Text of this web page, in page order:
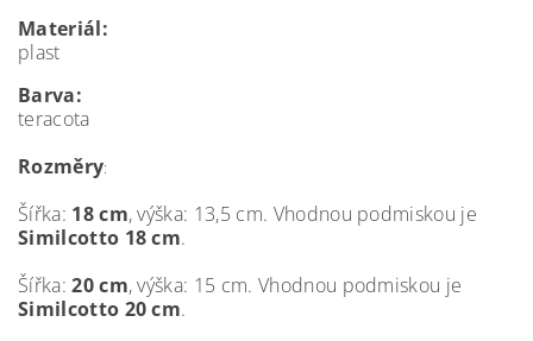
Materiál:
plast
Barva:
teracota
Rozměry:
Šířka: 18 cm, výška: 13,5 cm. Vhodnou podmiskou je
Similcotto 18 cm.
Šířka:20 cm, výška: 15 cm. Vhodnou podmiskou je
Similcotto 20 cm.